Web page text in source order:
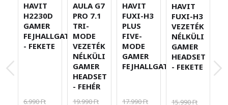
HAVIT
H2230D
GAMER
FEJHALLGATÓ
- FEKETE
6.990 Ft
AULA G7
PRO 7.1
TRI-
MODE
VEZETÉK
NÉLKÜLI
GAMER
HEADSET
- FEHÉR
19.990 Ft
HAVIT
FUXI-H3
PLUS
FIVE-
MODE
GAMER
FEJHALLGATÓ
17.990 Ft
HAVIT
FUXI-H3
VEZETÉK
NÉLKÜLI
GAMER
HEADSET
- FEKETE
15.990 Ft